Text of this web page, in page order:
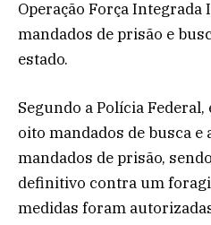
Operação Força
mandados de prisão e
estado.
Segundo a Polícia
oito mandados de busca e
mandados de prisão,
definitivo contra um
medidas foram